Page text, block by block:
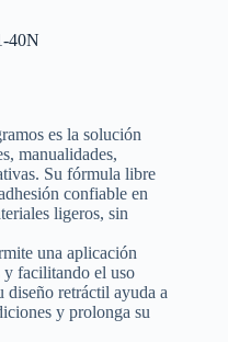
40N
es la solución
manualidades,
Su fórmula libre
confiable en
ligeros, sin
una aplicación
y facilitando el uso
diseño retráctil ayuda a
y prolonga su